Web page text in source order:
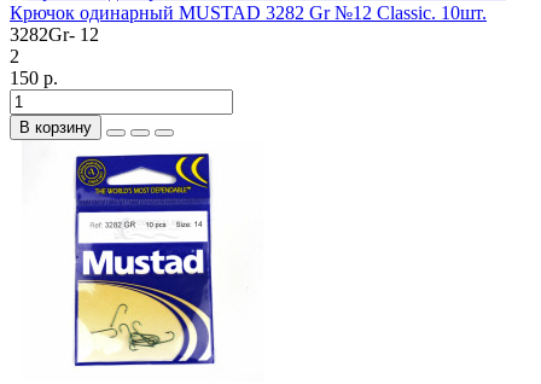
Крючок одинарный MUSTAD 3282 Gr №12 Classic. 10шт.
3282Gr- 12
2
150 р.
В корзину